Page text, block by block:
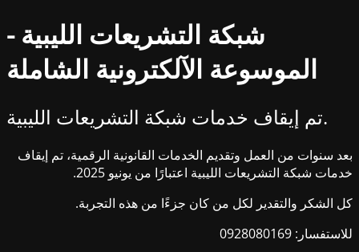
شبكة التشريعات الليبية -
الموسوعة الآلكترونية الشاملة
تم إيقاف خدمات شبكة التشريعات الليبية.
بعد سنوات من العمل وتقديم الخدمات القانونية الرقمية، تم إيقاف
خدمات شبكة التشريعات الليبية اعتبارًا من يونيو 2025.
كل الشكر والتقدير لكل من كان جزءًا من هذه التجربة.
للاستفسار: 0928080169